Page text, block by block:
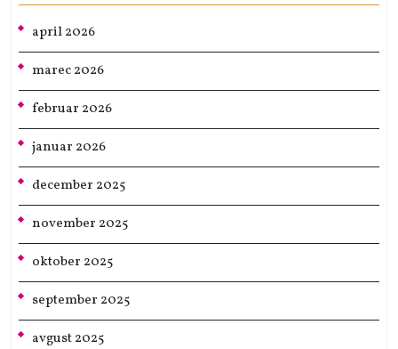
april 2026
marec 2026
februar 2026
januar 2026
december 2025
november 2025
oktober 2025
september 2025
avgust 2025